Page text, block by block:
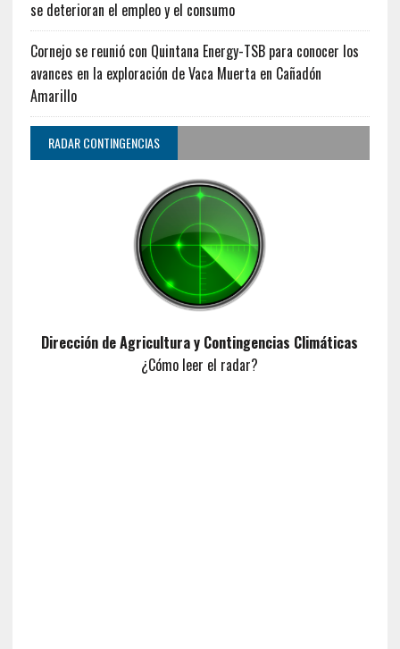
se deterioran el empleo y el consumo
Cornejo se reunió con Quintana Energy-TSB para conocer los
avances en la exploración de Vaca Muerta en Cañadón
Amarillo
RADAR CONTINGENCIAS
Dirección de Agricultura y Contingencias Climáticas
¿Cómo leer el radar?